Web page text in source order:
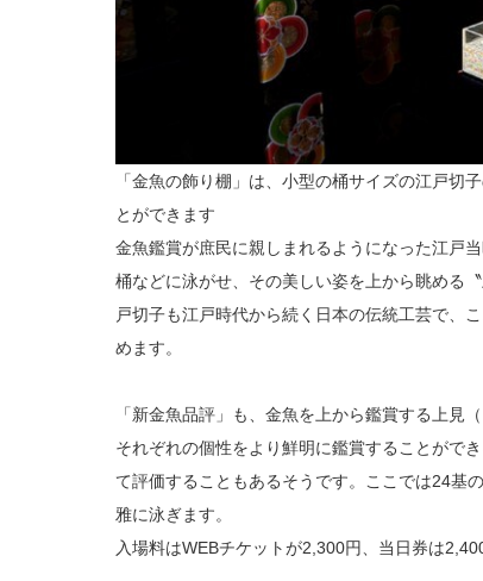
「金魚の飾り棚」は、小型の桶サイズの江戸切
とができます
金魚鑑賞が庶民に親しまれるようになった江戸
桶などに泳がせ、その美しい姿を上から眺める
戸切子も江戸時代から続く日本の伝統工芸で、
めます。
「新金魚品評」も、金魚を上から鑑賞する上見
それぞれの個性をより鮮明に鑑賞することがで
て評価することもあるそうです。ここでは24基
雅に泳ぎます。
入場料はWEBチケットが2,300円、当日券は2,400